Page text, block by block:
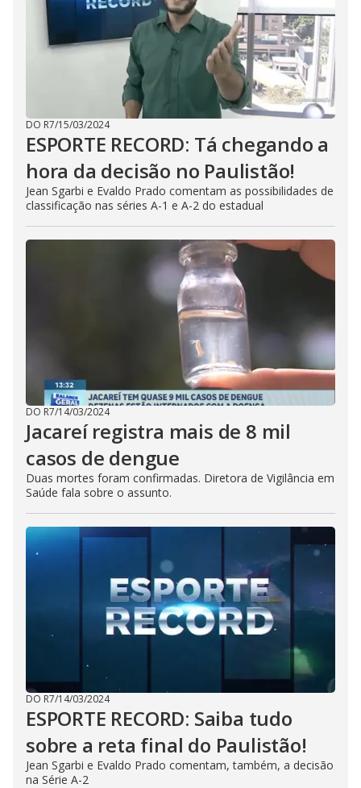
DO R7/15/03/2024
ESPORTE RECORD: Tá chegando a
hora da decisão no Paulistão!
Jean Sgarbi e Evaldo Prado comentam as possibilidades de
classificação nas séries A-1 e A-2 do estadual
DO R7/14/03/2024
Jacareí registra mais de 8 mil
casos de dengue
Duas mortes foram confirmadas. Diretora de Vigilância em
Saúde fala sobre o assunto.
DO R7/14/03/2024
ESPORTE RECORD: Saiba tudo
sobre a reta final do Paulistão!
Jean Sgarbi e Evaldo Prado comentam, também, a decisão
na Série A-2